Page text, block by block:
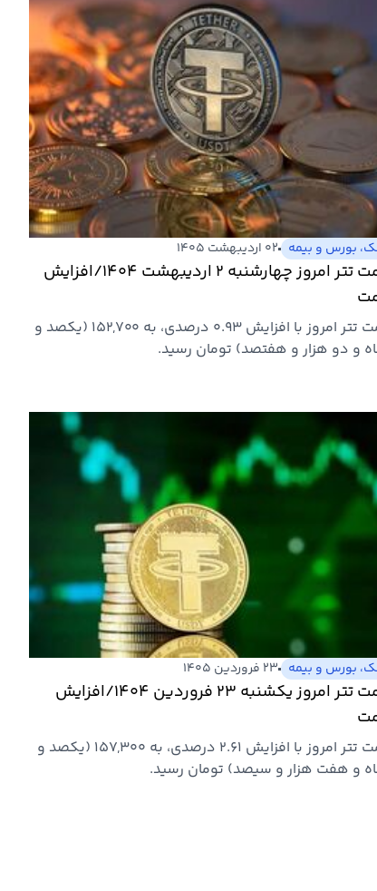
بورس و بیمه ۰۲ اردیبهشت ۱۴۰۵
قیمت تتر امروز چهارشنبه ۲ اردیبهشت ۱۴۰۴/افزایش
قیمت تتر امروز با افزایش ۰.۹۳ درصدی، به ۱۵۲,۷۰۰ (یکصد و
و دو هزار و هفتصد) تومان رسید.
بورس و بیمه ۲۳ فروردین ۱۴۰۵
قیمت تتر امروز یکشنبه ۲۳ فروردین ۱۴۰۴/افزایش
قیمت تتر امروز با افزایش ۲.۶۱ درصدی، به ۱۵۷,۳۰۰ (یکصد و
و هفت هزار و سیصد) تومان رسید.